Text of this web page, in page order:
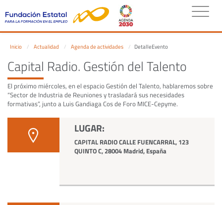
Inicio Actualidad Agenda de actividades DetalleEvento
Capital Radio. Gestión del Talento
El próximo miércoles, en el espacio Gestión del Talento, hablaremos sobre
“Sector de Industria de Reuniones y trasladará sus necesidades
formativas”, junto a Luis Gandiaga Cos de Foro MICE-Cepyme.
LUGAR:
CAPITAL RADIO CALLE FUENCARRAL, 123
QUINTO C, 28004 Madrid, España